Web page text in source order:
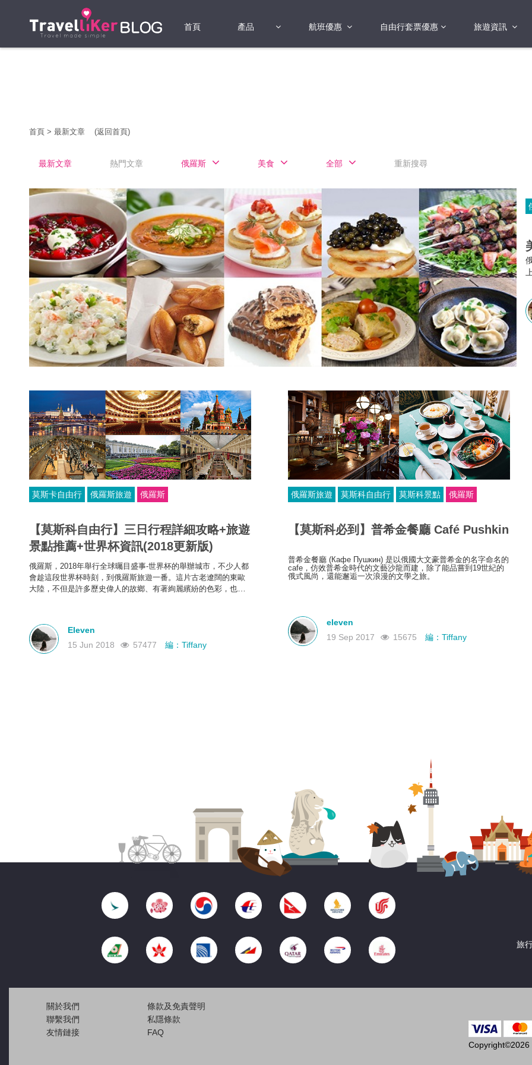
首頁 產品 航班優惠 自由行套票優惠 旅遊資訊
非洲
其他
首頁> 最新文章 (返回首頁)
最新文章 熱門文章 俄羅斯 美食 全部 重新搜尋
莫斯卡自由行 俄羅斯旅遊 俄羅斯
【莫斯科自由行】三日行程詳細攻略+旅遊
景點推薦+世界杯資訊(2018更新版)
俄羅斯，2018年舉行全球曯目盛事-世界杯的舉辦城市，不少人都
會趁這段世界杯時刻，到俄羅斯旅遊一番。這片古老遼闊的東歐
大陸，不但是許多歷史偉人的故鄉、有著絢麗繽紛的色彩，也有
Eleven
15 Jun 2018
57477 編：Tiffany
俄羅斯旅遊 莫斯科自由行 莫斯科景點 俄羅斯
【莫斯科必到】普希金餐廳 Café Pushkin
普希金餐廳 (Кафе Пушкин) 是以俄國大文豪普希金的名字命名的
cafe，仿效普希金時代的文藝沙龍而建，除了能品嘗到19世紀的
俄式風尚，還能邂逅一次浪漫的文學之旅。
eleven
19 Sep 2017
15675 編：Tiffany
旅
關於我們
聯繫我們
友情鏈接
條款及免責聲明
私隱條款
FAQ
Copyright©2026